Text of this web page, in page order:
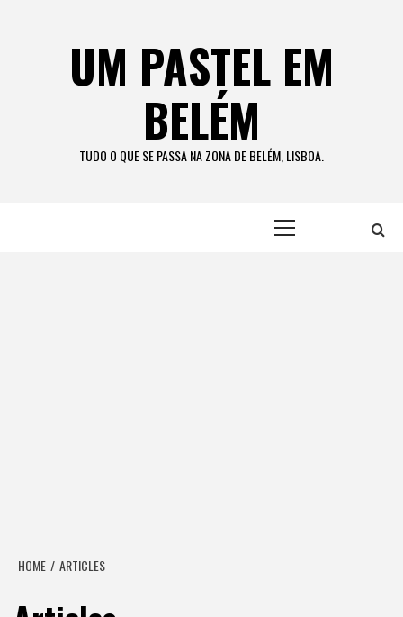
UM PASTEL EM
BELÉM
TUDO O QUE SE PASSA NA ZONA DE BELÉM, LISBOA.
HOME ARTICLES